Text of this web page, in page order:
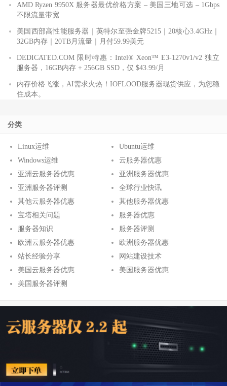
AMD Ryzen 9950X 服务器最优价格方案 – 美国三地可选 – 1Gbps
不限流量带宽
美国西部高性能服务器｜英特尔至强金牌5215｜20核心3.4GHz｜
32GB内存｜20TB月流量｜月付59.99美元
DEDICATED.COM 限时特惠：Intel® Xeon™ E3-1270v1/v2 独立
服务器，16GB内存 + 256GB SSD，仅 $43.99/月
内存价格飞涨，AI需求火热！IOFLOOD服务器现货供应，为您稳
住成本。
分类
Linux运维
Ubuntu运维
Windows运维
云服务器优惠
亚洲云服务器优惠
亚洲服务器优惠
亚洲服务器评测
全球行业快讯
其他云服务器优惠
其他服务器优惠
宝塔相关问题
服务器优惠
服务器知识
服务器评测
欧洲云服务器优惠
欧洲服务器优惠
站长经验分享
网站建设技术
美国云服务器优惠
美国服务器优惠
美国服务器评测